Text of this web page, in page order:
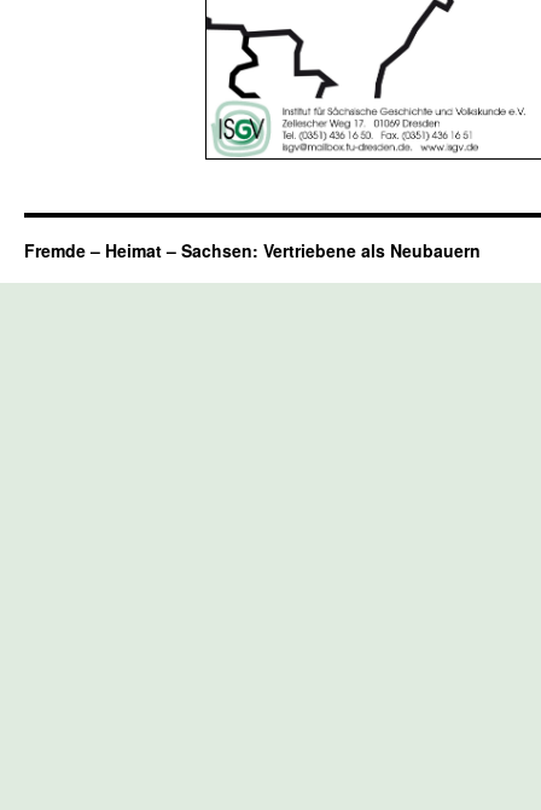
Fremde – Heimat – Sachsen: Vertriebene als Neubauern